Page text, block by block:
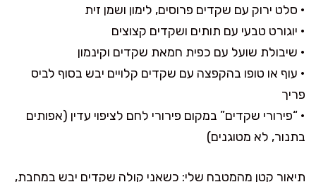
• סלט ירוק עם שקדים פרוסים, לימון ושמן זית
• יוגורט טבעי עם תותים ושקדים קצוצים
• שיבולת שועל עם כפית חמאת שקדים וקינמון
• עוף או טופו בהקפצה עם שקדים קלויים יבש בסוף לביס
פריך
• “פירורי שקדים” במקום פירורי לחם לציפוי עדין (אפותים
בתנור, לא מטוגנים)
תיאור קטן מהמטבח שלי: כשאני קולה שקדים יבש במחבת,